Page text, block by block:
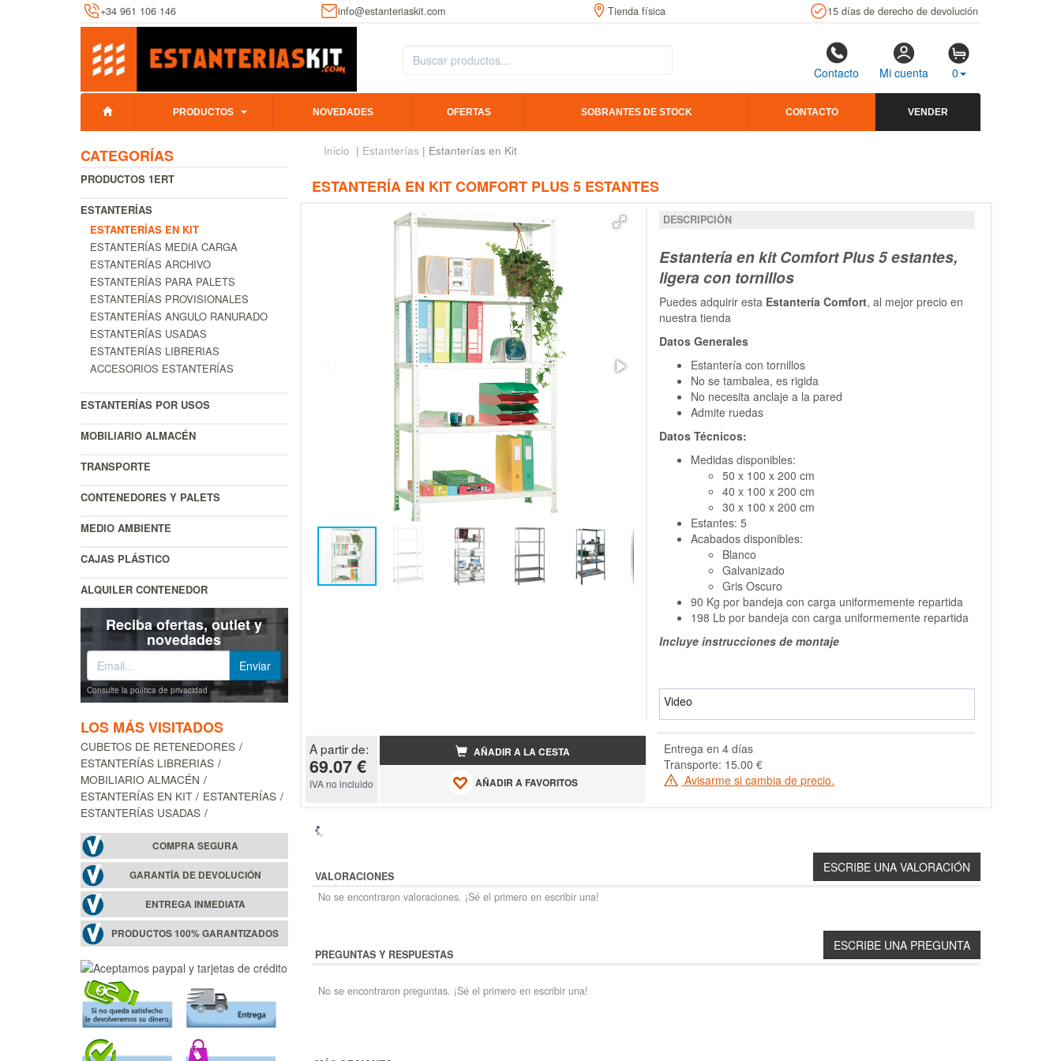
+34 961 106 146 info@estanteriaskit.com Tienda física 15 días de derecho de devolución
Contacto Mi cuenta 0
PRODUCTOS NOVEDADES OFERTAS SOBRANTES DE STOCK CONTACTO VENDER
CATEGORÍAS
PRODUCTOS 1ERT
ESTANTERÍAS
ESTANTERÍAS EN KIT
ESTANTERÍAS MEDIA CARGA
ESTANTERÍAS ARCHIVO
ESTANTERÍAS PARA PALETS
ESTANTERÍAS PROVISIONALES
ESTANTERÍAS ANGULO RANURADO
ESTANTERÍAS USADAS
ESTANTERÍAS LIBRERIAS
ACCESORIOS ESTANTERÍAS
ESTANTERÍAS POR USOS
MOBILIARIO ALMACÉN
TRANSPORTE
CONTENEDORES Y PALETS
MEDIO AMBIENTE
CAJAS PLÁSTICO
ALQUILER CONTENEDOR
Reciba ofertas, outlet y
novedades
Consulte la política de privacidad
LOS MÁS VISITADOS
CUBETOS DE RETENEDORES
ESTANTERÍAS LIBRERIAS
MOBILIARIO ALMACÉN
ESTANTERÍAS EN KIT
ESTANTERÍAS
ESTANTERÍAS USADAS
COMPRA SEGURA
GARANTÍA DE DEVOLUCIÓN
ENTREGA INMEDIATA
PRODUCTOS 100% GARANTIZADOS
Inicio | Estanterías | Estanterías en Kit
ESTANTERÍA EN KIT COMFORT PLUS 5 ESTANTES
DESCRIPCIÓN
Estantería en kit Comfort Plus 5 estantes,
ligera con tornillos
Puedes adquirir esta Estantería Comfort, al mejor precio en
nuestra tienda
Datos Generales
Estantería con tornillos
No se tambalea, es rigida
No necesita anclaje a la pared
Admite ruedas
Datos Técnicos:
Medidas disponibles:
50 x 100 x 200 cm
40 x 100 x 200 cm
30 x 100 x 200 cm
Estantes: 5
Acabados disponibles:
Blanco
Galvanizado
Gris Oscuro
90 Kg por bandeja con carga uniformemente repartida
198 Lb por bandeja con carga uniformemente repartida
Incluye instrucciones de montaje
Video
A partir de:
69.07 €
IVA no incluido
AÑADIR A LA CESTA
AÑADIR A FAVORITOS
Entrega en 4 días
Transporte: 15.00 €
Avisarme si cambia de precio.
VALORACIONES
No se encontraron valoraciones. ¡Sé el primero en escribir una!
PREGUNTAS Y RESPUESTAS
No se encontraron preguntas. ¡Sé el primero en escribir una!